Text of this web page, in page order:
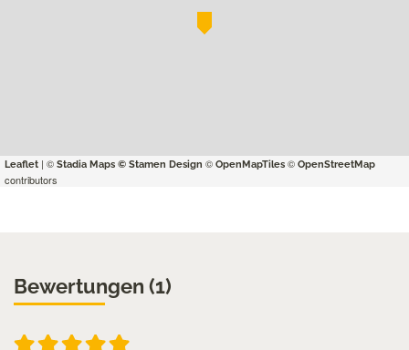
Leaflet | © Stadia Maps © Stamen Design © OpenMapTiles © OpenStreetMap
contributors
Bewertungen (1)